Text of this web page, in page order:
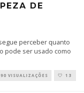
DE
perceber quanto
pode ser usado como
VISUALIZAÇÕES 13